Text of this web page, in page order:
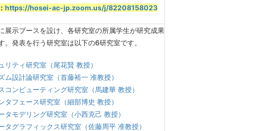
https://hosei-ac-jp.zoom.us/j/82208158023
展示ブースを設け、各研究室の所属学生が研究成果
。発表を行う研究室は以下の6研究室です。
リティ研究室（尾花賢 教授）
ム設計論研究室（首藤裕一 准教授）
コンピューティング研究室（馬建華 教授）
タフェース研究室（細部博史 教授）
タモデリング研究室（小西克己 教授）
タグラフィックス研究室（佐藤周平 准教授）